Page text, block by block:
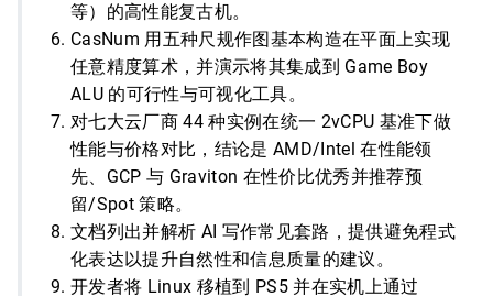
等）的高性能复古机。
CasNum 用五种尺规作图基本构造在平面上实现
任意精度算术，并演示将其集成到 Game Boy
ALU 的可行性与可视化工具。
对七大云厂商 44 种实例在统一 2vCPU 基准下做
性能与价格对比，结论是 AMD/Intel 在性能领
先、GCP 与 Graviton 在性价比优秀并推荐预
留/Spot 策略。
文档列出并解析 AI 写作常见套路，提供避免程式
化表达以提升自然性和信息质量的建议。
开发者将 Linux 移植到 PS5 并在实机上通过